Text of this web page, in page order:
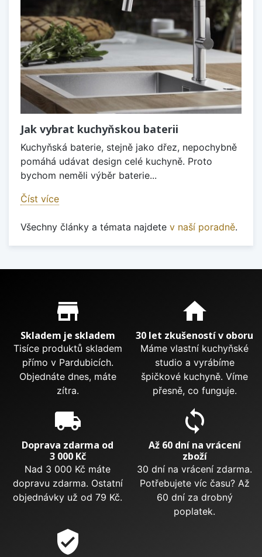
Jak vybrat kuchyňskou baterii
Kuchyňská baterie, stejně jako dřez, nepochybně
pomáhá udávat design celé kuchyně. Proto
bychom neměli výběr baterie...
Číst více
Všechny články a témata najdete v naší poradně.
Proč nakupovat u nás?
store_mall_directory
Skladem je skladem
Tisíce produktů skladem
přímo v Pardubicích.
Objednáte dnes, máte
zítra.
home
30 let zkušeností v oboru
Máme vlastní kuchyňské
studio a vyrábíme
špičkové kuchyně. Víme
přesně, co funguje.
local_shipping
Doprava zdarma od
3 000 Kč
Nad 3 000 Kč máte
dopravu zdarma. Ostatní
objednávky už od 79 Kč.
sync
Až 60 dní na vrácení
zboží
30 dní na vrácení zdarma.
Potřebujete víc času? Až
60 dní za drobný
poplatek.
verified_user